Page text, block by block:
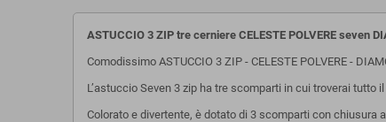
ASTUCCIO 3 ZIP tre cerniere CELESTE POLVERE seven
Comodissimo ASTUCCIO 3 ZIP - CELESTE POLVERE -
L’astuccio Seven 3 zip ha tre scomparti in cui troverai
Colorato e divertente, è dotato di 3 scomparti con chiusura